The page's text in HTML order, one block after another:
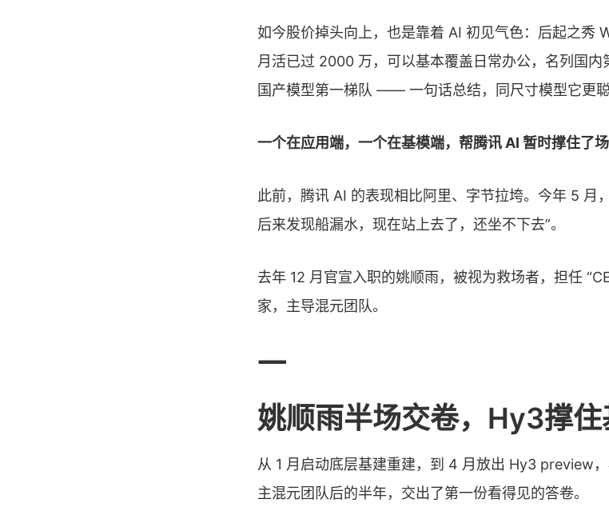
如今股价掉头向上，也是靠着 AI 初见气色：后起之秀
月活已过 2000 万，可以基本覆盖日常办公，名列国
国产模型第一梯队 —— 一句话总结，同尺寸模型它更聪
一个在应用端，一个在基模端，帮腾讯 AI 暂时撑住了场
此前，腾讯 AI 的表现相比阿里、字节拉垮。今年 5 月
后来发现船漏水，现在站上去了，还坐不下去”。
去年 12 月官宣入职的姚顺雨，被视为救场者，担任
家，主导混元团队。
一
姚顺雨半场交卷，Hy3撑
从 1 月启动底层基建重建，到 4 月放出 Hy3 preview
主混元团队后的半年，交出了第一份看得见的答卷。